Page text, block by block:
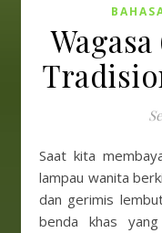
Saat kita membayangkan suasana Jepang di masa
lampau wanita
dan gerimis
benda khas